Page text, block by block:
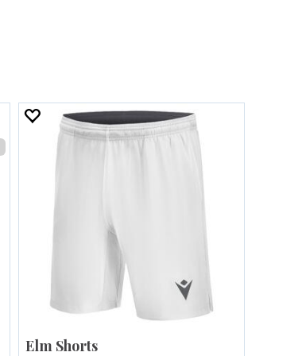
Elm Shorts